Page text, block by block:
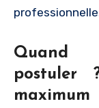
Quand
postuler